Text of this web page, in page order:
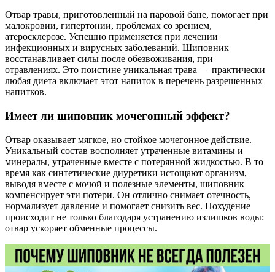
Отвар травы, приготовленный на паровой бане, помогает при
малокровии, гипертонии, проблемах со зрением,
атеросклерозе. Успешно применяется при лечении
инфекционных и вирусных заболеваний. Шиповник
восстанавливает силы после обезвоживания, при
отравлениях. Это поистине уникальная трава — практически
любая диета включает этот напиток в перечень разрешенных
напитков.
Имеет ли шиповник мочегонный эффект?
Отвар оказывает мягкое, но стойкое мочегонное действие.
Уникальный состав восполняет утраченные витамины и
минералы, утраченные вместе с потерянной жидкостью. В то
время как синтетические диуретики истощают организм,
выводя вместе с мочой и полезные элементы, шиповник
компенсирует эти потери. Он отлично снимает отечность,
нормализует давление и помогает снизить вес. Похудение
происходит не только благодаря устранению излишков воды:
отвар ускоряет обменные процессы.